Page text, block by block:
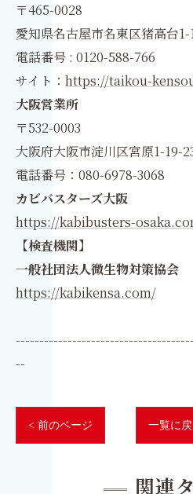
〒465-0028
愛知県名古屋市名東区猪高台
電話番号 : 0120-588-766
サイト： https://taikou-
大阪営業所
〒532-0003
大阪府大阪市淀川区宮原1-19-
電話番号：080-6978-3068
カビバスターズ大阪
https://kabibusters-
【検査機関】
一般社団法人微生物対策協会
https://kabikensa.com/
--
< 前のページ 一覧に
関連